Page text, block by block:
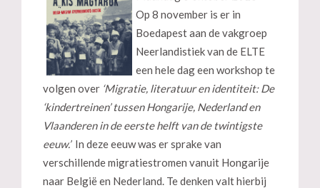
Op 8 november is er in
Boedapest aan de vakgroep
Neerlandistiek van de ELTE
een hele dag een workshop te
volgen over ‘Migratie, literatuur en identiteit: De
‘kindertreinen’ tussen Hongarije, Nederland en
Vlaanderen in de eerste helft van de twintigste
eeuw.’ In deze eeuw was er sprake van
verschillende migratiestromen vanuit Hongarije
naar België en Nederland. Te denken valt hierbij